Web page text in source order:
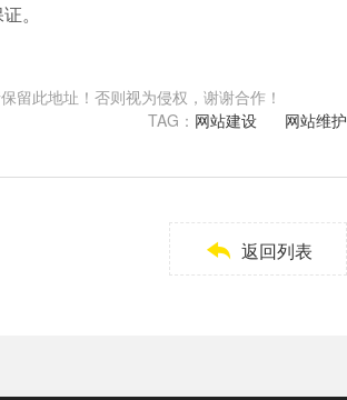
。
留此地址！否则视为侵权，谢谢合作！
TAG： 网站建设 网站维护
 返回列表